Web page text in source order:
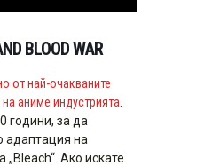
BLOOD WAR
от най-очакваните
аниме индустрията
години, за да
адаптация на
Ако искате